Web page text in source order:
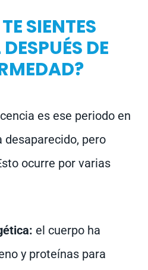
SIENTES
DE
es ese periodo en
desaparecido, pero
ocurre por varias
el cuerpo ha
y proteínas para